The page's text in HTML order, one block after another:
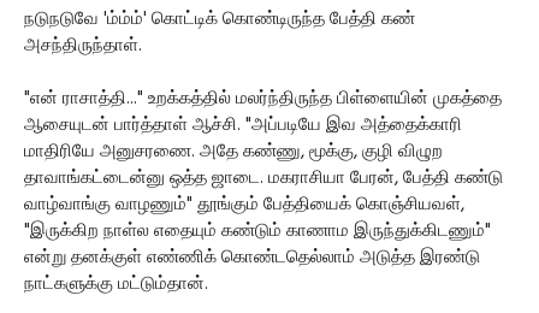
நடுநடுவே 'ம்ம்ம்' கொட்டிக் கொண்டிருந்த பேத்தி கண்
அசந்திருந்தாள்.
"என் ராசாத்தி..." உறக்கத்தில் மலர்ந்திருந்த பிள்ளையின் முகத்தை
ஆசையுடன் பார்த்தாள் ஆச்சி. "அப்படியே இவ அத்தைக்காரி
மாதிரியே அனுசரணை. அதே கண்ணு, மூக்கு, குழி விழுற
தாவாங்கட்டைன்னு ஒத்த ஜாடை. மகராசியா பேரன், பேத்தி கண்டு
வாழ்வாங்கு வாழணும்" தூங்கும் பேத்தியைக் கொஞ்சியவள்,
"இருக்கிற நாள்ல எதையும் கண்டும் காணாம இருந்துக்கிடணும்"
என்று தனக்குள் எண்ணிக் கொண்டதெல்லாம் அடுத்த இரண்டு
நாட்களுக்கு மட்டும்தான்.